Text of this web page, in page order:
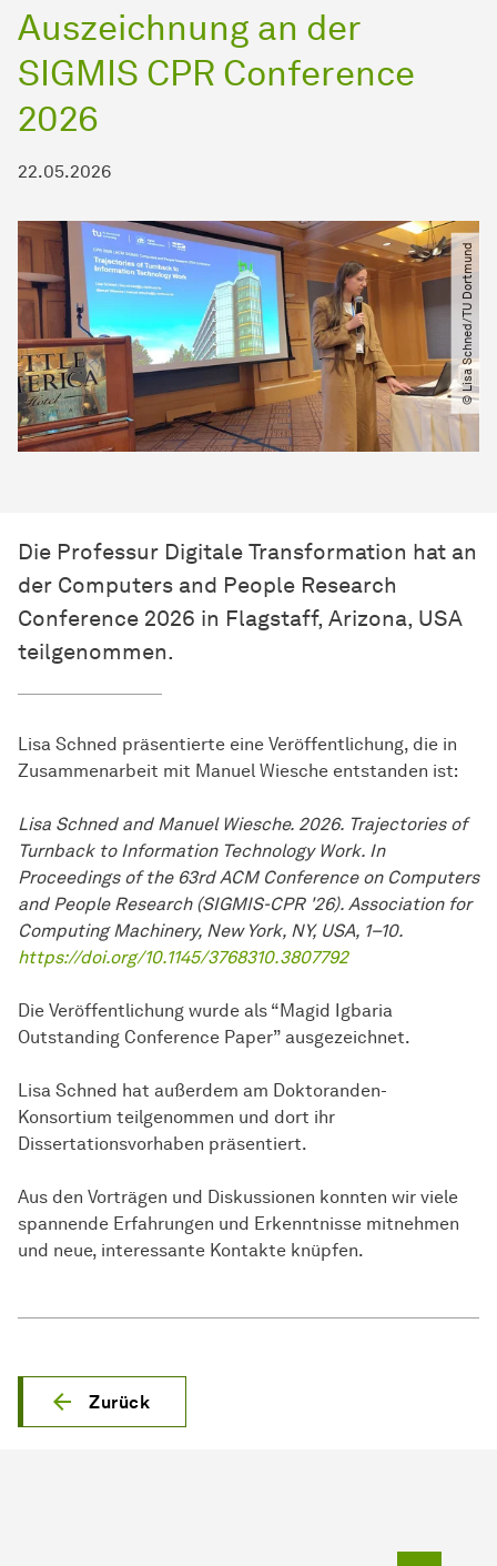
Auszeichnung an der
SIGMIS CPR Conference
2026
22.05.2026
© Lisa Schned​/​TU Dortmund
Die Professur Digitale Transformation hat an
der Computers and People Research
Conference 2026 in Flagstaff, Arizona, USA
teilgenommen.
Lisa Schned präsentierte eine Veröffentlichung, die in
Zusammenarbeit mit Manuel Wiesche entstanden ist:
Lisa Schned and Manuel Wiesche. 2026. Trajectories of
Turnback to Information Technology Work. In
Proceedings of the 63rd ACM Conference on Computers
and People Research (SIGMIS-CPR '26). Association for
Computing Machinery, New York, NY, USA, 1–10.
https://doi.org/10.1145/3768310.3807792
Die Veröffentlichung wurde als “Magid Igbaria
Outstanding Conference Paper” ausgezeichnet.
Lisa Schned hat außerdem am Doktoranden-
Konsortium teilgenommen und dort ihr
Dissertationsvorhaben präsentiert.
Aus den Vorträgen und Diskussionen konnten wir viele
spannende Erfahrungen und Erkenntnisse mitnehmen
und neue, interessante Kontakte knüpfen.
Zurück